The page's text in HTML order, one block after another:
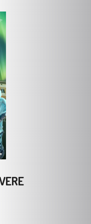
Finocchiaro,